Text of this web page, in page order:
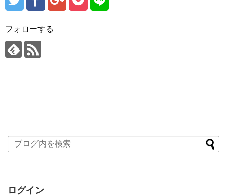
フォローする
ログイン